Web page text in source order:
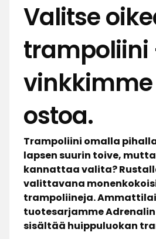
Valitse
trampoliini
ostoa.
Trampoliini omalla
lapsen suurin toive,
kannattaa valita?
valittavana
trampoliineja.
tuotesarjamme
sisältää huippuluokan